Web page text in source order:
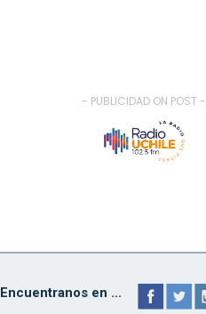
- PUBLICIDAD ON POST -
Encuentranos en ...